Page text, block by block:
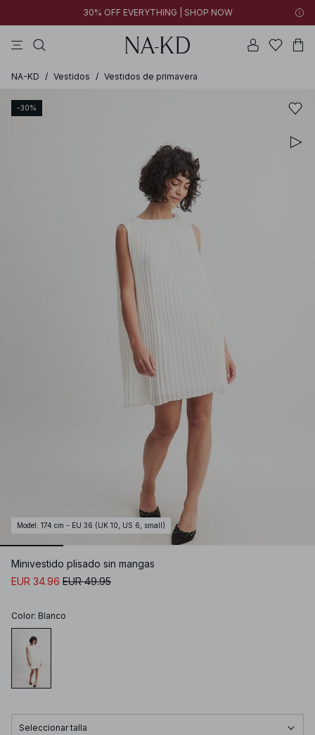
30% OFF EVERYTHING | SHOP NOW
NA-KD / Vestidos / Vestidos de primavera
-30%
Model : 174 cm - EU 36 (UK 10, US 6, small)
Minivestido plisado sin mangas
EUR 34.96 EUR 49.95
Color: Blanco
Seleccionar talla